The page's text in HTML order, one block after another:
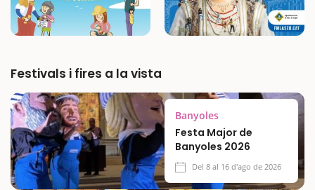
Festivals i fires a la vista
Banyoles
Festa Major de
Banyoles 2026
Del 8 al 16 d'ago de 2026